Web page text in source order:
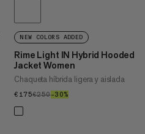
NEW COLORS ADDED
Rime Light IN Hybrid Hooded
Jacket Women
Chaqueta híbrida ligera y aislada
€175€175
€250€250
–30%